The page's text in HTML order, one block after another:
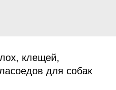
клещей,
для собак